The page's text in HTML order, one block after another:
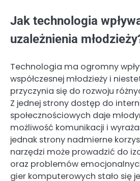
Jak technologia
uzależnienia
Technologia ma ogromny
współczesnej młodzieży i
przyczynia się do rozwoju
Z jednej strony dostęp do
społecznościowych daje
możliwość komunikacji i
jednak strony nadmierne
narzędzi może prowadzić do
oraz problemów
gier komputerowych stało się